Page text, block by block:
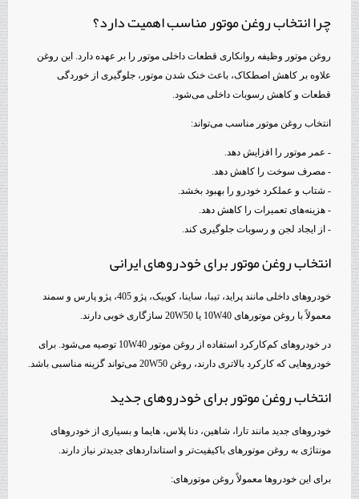
چرا انتخاب روغن موتور مناسب اهمیت دارد؟
روغن موتور وظیفه روانکاری قطعات داخلی موتور را بر عهده دارد. این روغن
علاوه بر کاهش اصطکاک، باعث خنک شدن موتور، جلوگیری از خوردگی
قطعات و کاهش رسوبات داخلی می‌شود.
انتخاب روغن موتور مناسب می‌تواند:
- عمر موتور را افزایش دهد.
- مصرف سوخت را کاهش دهد.
- شتاب و عملکرد خودرو را بهبود بخشد.
- هزینه‌های تعمیرات را کاهش دهد.
- از ایجاد لجن و رسوبات جلوگیری کند.
انتخاب روغن موتور برای خودروهای ایرانی
خودروهای داخلی مانند پراید، تیبا، ساینا، کوییک، پژو 405، پژو پارس و سمند
معمولاً با روغن موتورهای 10W40 یا 20W50 سازگاری خوبی دارند.
در خودروهای کم‌کارکرد استفاده از روغن موتور 10W40 توصیه می‌شود. برای
خودروهایی که کارکرد بالاتری دارند، روغن 20W50 می‌تواند گزینه مناسبی باشد.
انتخاب روغن موتور برای خودروهای جدید
خودروهای جدید مانند تارا، شاهین، دنا پلاس، هایما و بسیاری از خودروهای
مونتاژی به روغن موتورهای باکیفیت‌تر و استانداردهای جدیدتر نیاز دارند.
برای این خودروها معمولاً روغن موتورهای: